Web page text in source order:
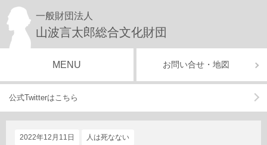
一般財団法人
山波言太郎総合文化財団
MENU お問い合せ・地図
公式Twitterはこちら
2022年12月11日 人は死なない